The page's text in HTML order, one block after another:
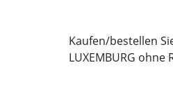
Kaufen/bestellen
LUXEMBURG ohne